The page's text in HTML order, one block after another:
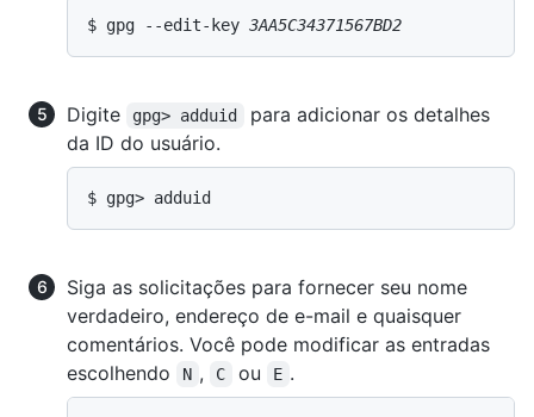
$ gpg --edit-key 3AA5C34371567BD2
Digite gpg> adduid
para adicionar os detalhes
da ID do usuário.
$ gpg> adduid
Siga as solicitações para fornecer seu nome
verdadeiro, endereço de e-mail e quaisquer
comentários. Você pode modificar as entradas
escolhendo
N , C ou E .